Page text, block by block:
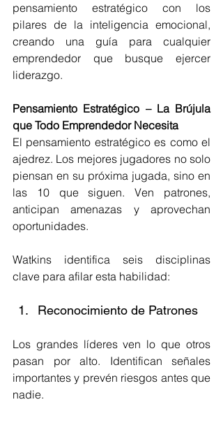
pensamiento estratégico con los
pilares de la inteligencia emocional,
creando una guía para cualquier
emprendedor que busque ejercer
liderazgo.
Pensamiento Estratégico – La Brújula
que Todo Emprendedor Necesita
El pensamiento estratégico es como el
ajedrez. Los mejores jugadores no solo
piensan en su próxima jugada, sino en
las 10 que siguen. Ven patrones,
anticipan amenazas y aprovechan
oportunidades.
Watkins identifica seis disciplinas
clave para afilar esta habilidad:
Reconocimiento de Patrones
Los grandes líderes ven lo que otros
pasan por alto. Identifican señales
importantes y prevén riesgos antes que
nadie.